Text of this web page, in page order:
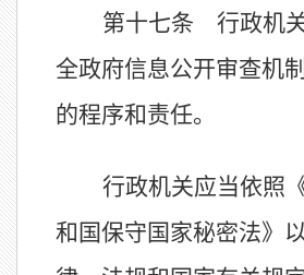
第十七条 行政机
全政府信息公开审查机
的程序和责任。
行政机关应当依照
和国保守国家秘密法》